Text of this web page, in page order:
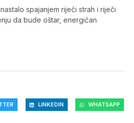
spajanjem riječi strah i riječi
da bude oštar, energičan
LINKEDIN WHATSAPP